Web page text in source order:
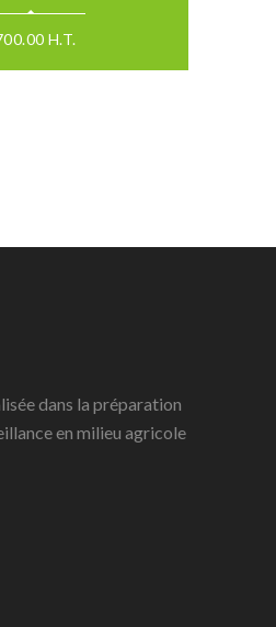
H.T.
dans la préparation
en milieu agricole